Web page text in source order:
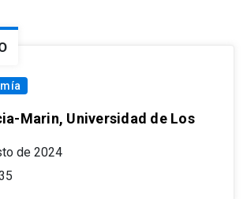
Marin, Universidad de Los
de 2024